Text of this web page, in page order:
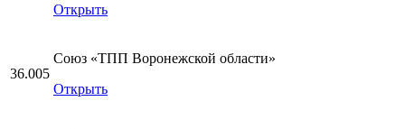
Открыть
36.005
Союз «ТПП Воронежской области»
Открыть